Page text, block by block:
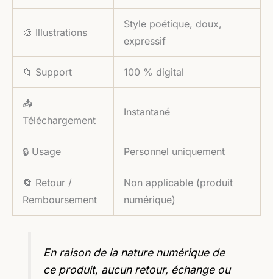
🎨 Illustrations
Style poétique, doux,
expressif
📁 Support 100 % digital
📥
Téléchargement
Instantané
🔒 Usage Personnel uniquement
🔄 Retour /
Remboursement
Non applicable (produit
numérique)
En raison de la nature numérique de
ce produit, aucun retour, échange ou